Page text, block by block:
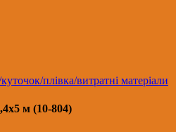
плівка/витратні матеріали
м (10-804)